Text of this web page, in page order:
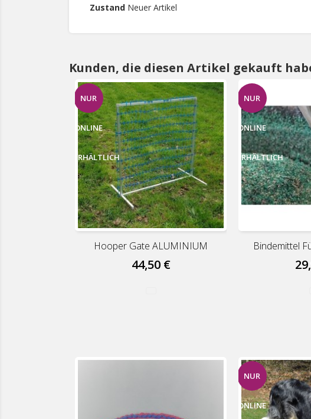
Zustand Neuer Artikel
Kunden, die diesen Artikel gekauft
NUR
ONLINE
ERHÄLTLICH
Hooper Gate ALUMINIUM
44,50 €
NUR
ONLINE
ERHÄLTLICH
Bindemittel
NUR
ONLINE